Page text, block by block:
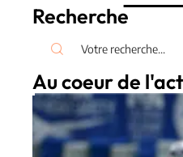
Recherche
Au coeur de